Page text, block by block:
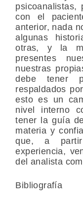
psicoanalistas,
con el
anterior, nada
algunas
otras, y la
presentes
nuestras
debe tener
respaldados
esto es un
nivel interno
tener la guía
materia y
que, a
experiencia,
del analista
Bibliografía